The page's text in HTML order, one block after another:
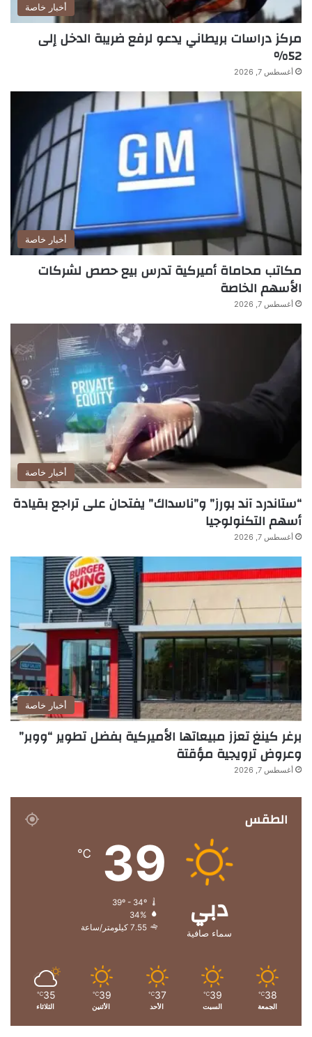
أخبار خاصة
مركز دراسات بريطاني يدعو لرفع ضريبة الدخل إلى
52%
أغسطس 7, 2026
أخبار خاصة
مكاتب محاماة أميركية تدرس بيع حصص لشركات
الأسهم الخاصة
أغسطس 7, 2026
أخبار خاصة
“ستاندرد آند بورز” و”ناسداك” يفتحان على تراجع بقيادة
أسهم التكنولوجيا
أغسطس 7, 2026
أخبار خاصة
برغر كينغ تعزز مبيعاتها الأميركية بفضل تطوير “ووبر”
وعروض ترويجية مؤقتة
أغسطس 7, 2026
الطقس
دبي
سماء صافية
39
℃
39º - 34º
34%
7.55 كيلومتر/ساعة
38
℃
الجمعة
39
℃
السبت
37
℃
الأحد
39
℃
الأثنين
35
℃
الثلاثاء